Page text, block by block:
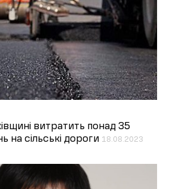
витратить понад 35
на сільські дороги 18.08.2023